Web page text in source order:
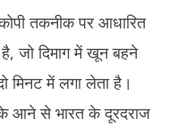
तकनीक पर आधारित
जो दिमाग में खून बहने
मिनट में लगा लेता है।
के आने से भारत के दूरदराज